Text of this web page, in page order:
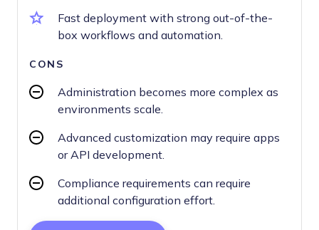
Fast deployment with strong out-of-the-
box workflows and automation.
CONS
Administration becomes more complex as
environments scale.
Advanced customization may require apps
or API development.
Compliance requirements can require
additional configuration effort.